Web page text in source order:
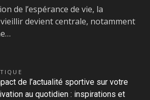
de l’espérance de vie, la
devient centrale, notamment
de l’actualité sportive sur votre
au quotidien : inspirations et